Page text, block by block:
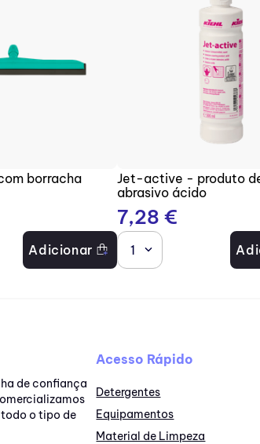
borracha
Adicionar
Jet-active - produto
abrasivo ácido
7,28 €
1
de confiança
o tipo de
Acesso Rápido
Detergentes
Equipamentos
Material de Limpeza